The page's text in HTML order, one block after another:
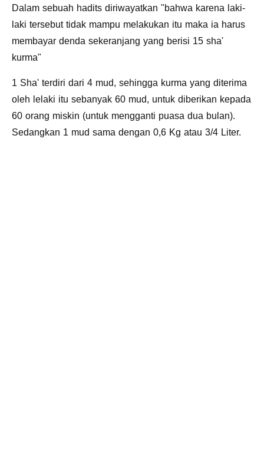
Dalam sebuah hadits diriwayatkan "bahwa karena laki-
laki tersebut tidak mampu melakukan itu maka ia harus
membayar denda sekeranjang yang berisi 15 sha'
kurma"
1 Sha' terdiri dari 4 mud, sehingga kurma yang diterima
oleh lelaki itu sebanyak 60 mud, untuk diberikan kepada
60 orang miskin (untuk mengganti puasa dua bulan).
Sedangkan 1 mud sama dengan 0,6 Kg atau 3/4 Liter.